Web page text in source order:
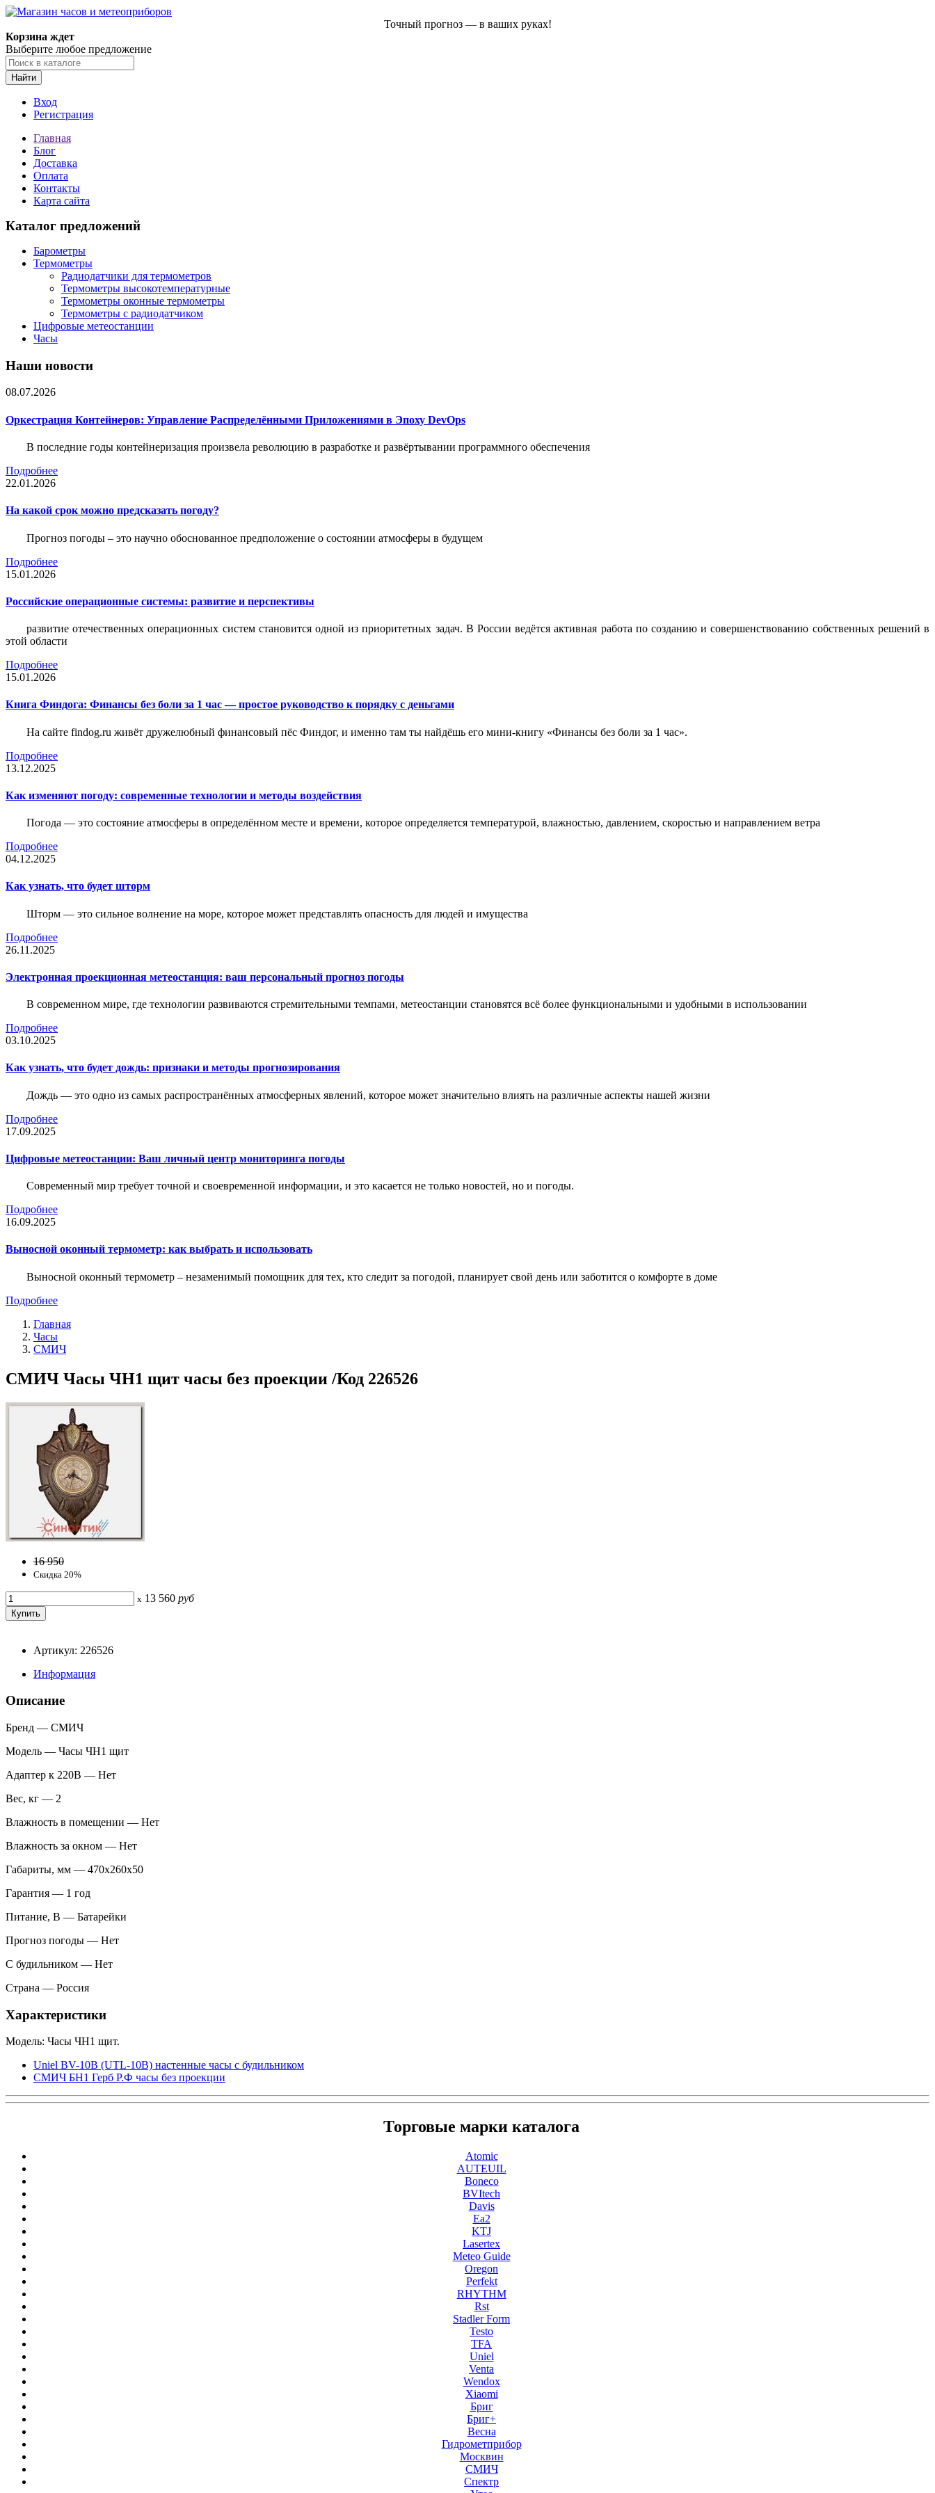
Точный прогноз — в ваших руках!
Корзина ждет
Выберите любое предложение
Найти
Вход
Регистрация
Главная
Блог
Доставка
Оплата
Контакты
Карта сайта
Каталог предложений
Барометры
Термометры
Радиодатчики для термометров
Термометры высокотемпературные
Термометры оконные термометры
Термометры с радиодатчиком
Цифровые метеостанции
Часы
Наши новости
08.07.2026
Оркестрация Контейнеров: Управление Распределёнными Приложениями в Эпоху DevOps
В последние годы контейнеризация произвела революцию в разработке и развёртывании программного обеспечения
Подробнее
22.01.2026
На какой срок можно предсказать погоду?
Прогноз погоды – это научно обоснованное предположение о состоянии атмосферы в будущем
Подробнее
15.01.2026
Российские операционные системы: развитие и перспективы
развитие отечественных операционных систем становится одной из приоритетных задач. В России ведётся активная работа по созданию и совершенствованию собственных решений в
этой области
Подробнее
15.01.2026
Книга Финдога: Финансы без боли за 1 час — простое руководство к порядку с деньгами
На сайте findog.ru живёт дружелюбный финансовый пёс Финдог, и именно там ты найдёшь его мини‑книгу «Финансы без боли за 1 час».
Подробнее
13.12.2025
Как изменяют погоду: современные технологии и методы воздействия
Погода — это состояние атмосферы в определённом месте и времени, которое определяется температурой, влажностью, давлением, скоростью и направлением ветра
Подробнее
04.12.2025
Как узнать, что будет шторм
Шторм — это сильное волнение на море, которое может представлять опасность для людей и имущества
Подробнее
26.11.2025
Электронная проекционная метеостанция: ваш персональный прогноз погоды
В современном мире, где технологии развиваются стремительными темпами, метеостанции становятся всё более функциональными и удобными в использовании
Подробнее
03.10.2025
Как узнать, что будет дождь: признаки и методы прогнозирования
Дождь — это одно из самых распространённых атмосферных явлений, которое может значительно влиять на различные аспекты нашей жизни
Подробнее
17.09.2025
Цифровые метеостанции: Ваш личный центр мониторинга погоды
Современный мир требует точной и своевременной информации, и это касается не только новостей, но и погоды.
Подробнее
16.09.2025
Выносной оконный термометр: как выбрать и использовать
Выносной оконный термометр – незаменимый помощник для тех, кто следит за погодой, планирует свой день или заботится о комфорте в доме
Подробнее
Главная
Часы
СМИЧ
СМИЧ Часы ЧН1 щит часы без проекции /Код 226526
16 950
Скидка 20%
x 13 560 руб
Артикул: 226526
Информация
Описание
Бренд — СМИЧ
Модель — Часы ЧН1 щит
Адаптер к 220В — Нет
Вес, кг — 2
Влажность в помещении — Нет
Влажность за окном — Нет
Габариты, мм — 470х260х50
Гарантия — 1 год
Питание, В — Батарейки
Прогноз погоды — Нет
С будильником — Нет
Страна — Россия
Характеристики
Модель: Часы ЧН1 щит.
Uniel BV-10B (UTL-10B) настенные часы с будильником
СМИЧ БН1 Герб Р.Ф часы без проекции
Торговые марки каталога
Atomic
AUTEUIL
Boneco
BVItech
Davis
Ea2
KTJ
Lasertex
Meteo Guide
Oregon
Perfekt
RHYTHM
Rst
Stadler Form
Testo
TFA
Uniel
Venta
Wendox
Xiaomi
Бриг
Бриг+
Весна
Гидрометприбор
Москвин
СМИЧ
Спектр